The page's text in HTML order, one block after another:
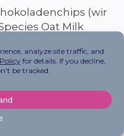
(wir
Oat Milk
lieben wir Lily’s
geschmolzen